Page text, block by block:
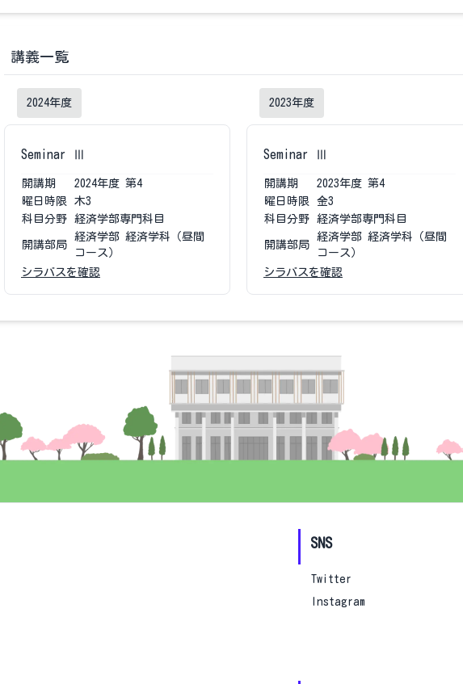
講義一覧
2024年度
Seminar Ⅲ
開講期 2024年度 第4
曜日時限
木3
科目分野
経済学部専門科目
開講部局
経済学部 経済学科（昼間
コース）
シラバスを確認
2023年度
Seminar Ⅲ
開講期 2023年度 第4
曜日時限
金3
科目分野
経済学部専門科目
開講部局
経済学部 経済学科（昼間
コース）
シラバスを確認
SNS
Twitter
Instagram